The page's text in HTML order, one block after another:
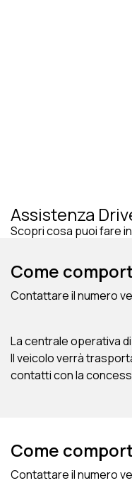
Assistenza
Scopri cosa puoi fare
Come
Contattare il numero
La centrale operativa
Il veicolo verrà
contatti con la
Come
Contattare il numero